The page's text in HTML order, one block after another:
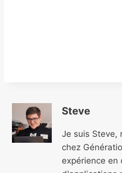
Steve
Je suis Steve,
chez
expérience en